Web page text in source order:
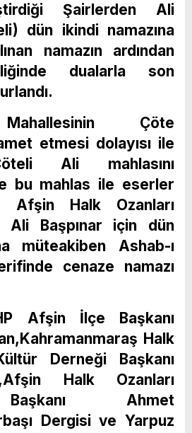
Şairlerden Ali
dün ikindi namazına
namazın ardından
dualarla son
Çöte
etmesi dolayısı ile
Ali mahlasını
bu mahlas ile eserler
Afşin Halk Ozanları
Ali Başpınar için dün
müteakiben Ashab-ı
cenaze namazı
Afşin İlçe Başkanı
Halk
Derneği Başkanı
Halk Ozanları
Ahmet
Dergisi ve Yarpuz